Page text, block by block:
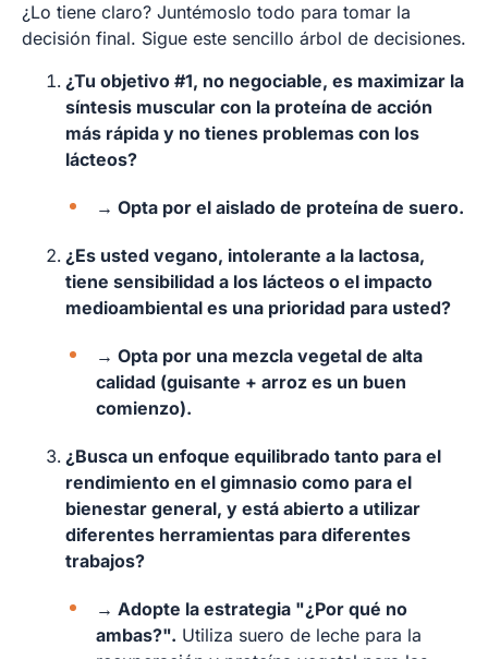
¿Lo tiene claro? Juntémoslo todo para tomar la
decisión final. Sigue este sencillo árbol de decisiones.
¿Tu objetivo #1, no negociable, es maximizar la
síntesis muscular con la proteína de acción
más rápida y no tienes problemas con los
lácteos?
→ Opta por el aislado de proteína de suero.
¿Es usted vegano, intolerante a la lactosa,
tiene sensibilidad a los lácteos o el impacto
medioambiental es una prioridad para usted?
→ Opta por una mezcla vegetal de alta
calidad (guisante + arroz es un buen
comienzo).
¿Busca un enfoque equilibrado tanto para el
rendimiento en el gimnasio como para el
bienestar general, y está abierto a utilizar
diferentes herramientas para diferentes
trabajos?
→ Adopte la estrategia "¿Por qué no
ambas?". Utiliza suero de leche para la